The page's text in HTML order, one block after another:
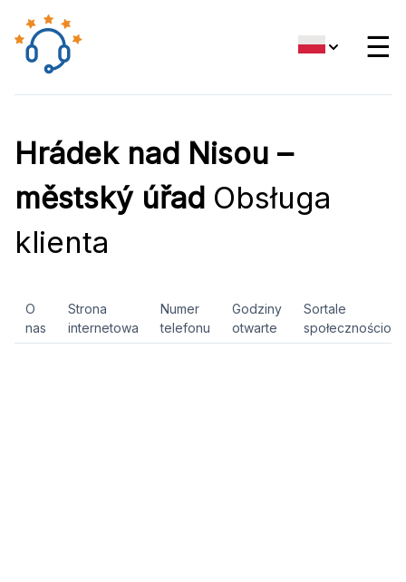
☰
Hrádek nad Nisou –
městský úřad Obsługa
klienta
O
nas
Strona
internetowa
Numer
telefonu
Godziny
otwarte
Sortale